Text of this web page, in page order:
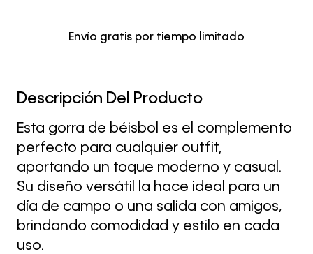
Envío gratis por tiempo limitado
Descripción Del Producto
Esta gorra de béisbol es el complemento
perfecto para cualquier outfit,
aportando un toque moderno y casual.
Su diseño versátil la hace ideal para un
día de campo o una salida con amigos,
brindando comodidad y estilo en cada
uso.